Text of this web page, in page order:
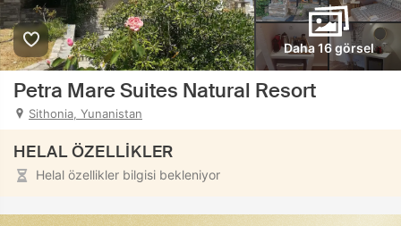
Daha 16 görsel
Petra Mare Suites Natural Resort
Sithonia, Yunanistan
HELAL ÖZELLİKLER
Helal özellikler bilgisi bekleniyor